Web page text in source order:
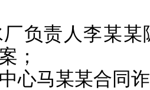
负责人李某
；
心马某某合同